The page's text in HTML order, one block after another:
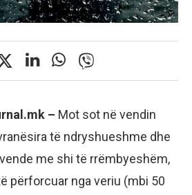
– Mot sot në vendin
të ndryshueshme dhe
me shi të rrëmbyeshëm,
përforcuar nga veriu (mbi 50